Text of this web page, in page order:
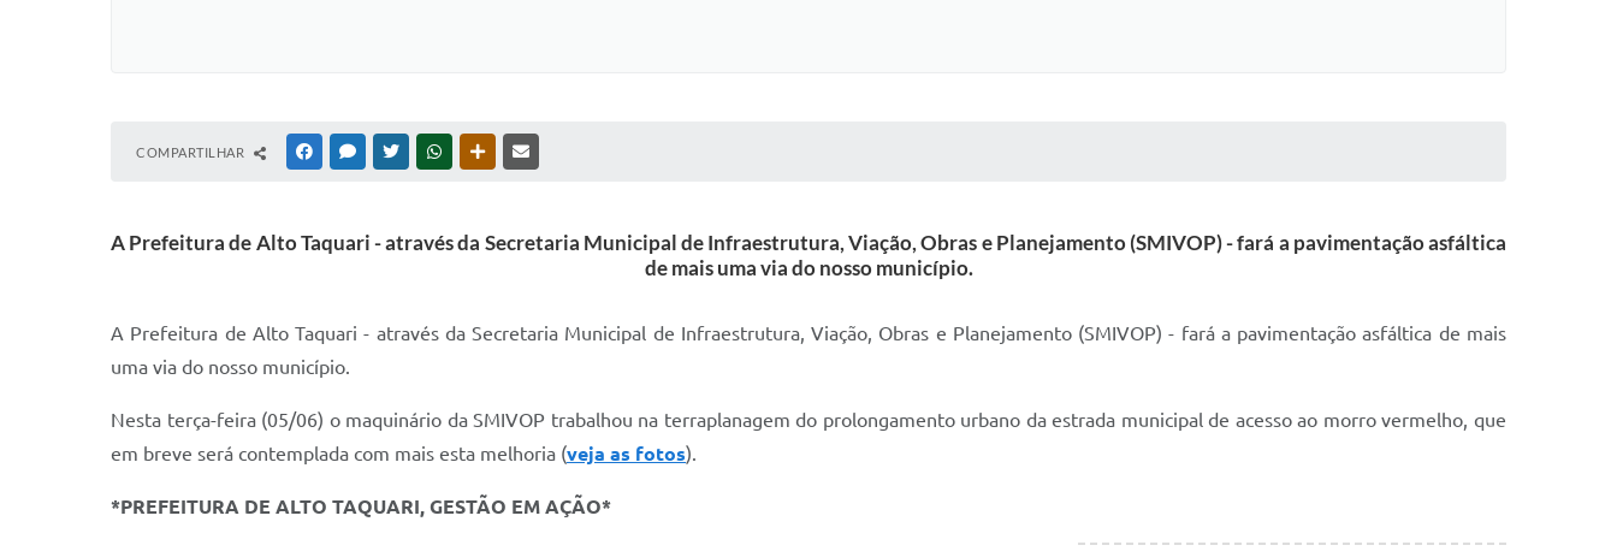
COMPARTILHAR FACEBOOKMESSENGER
TWITTERWHATSAPPOUTRAS MÍDIAS
A Prefeitura de Alto Taquari - através da Secretaria Municipal de Infraestrutura, Viação, Obras e Planejamento (SMIVOP) - fará a pavimentação asfáltica
de mais uma via do nosso município.
A Prefeitura de Alto Taquari - através da Secretaria Municipal de Infraestrutura, Viação, Obras e Planejamento (SMIVOP) - fará a pavimentação asfáltica de mais
uma via do nosso município.
Nesta terça-feira (05/06) o maquinário da SMIVOP trabalhou na terraplanagem do prolongamento urbano da estrada municipal de acesso ao morro vermelho, que
em breve será contemplada com mais esta melhoria (veja as fotos).
*PREFEITURA DE ALTO TAQUARI, GESTÃO EM AÇÃO*